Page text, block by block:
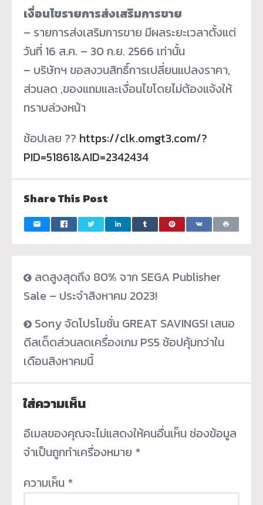
เงื่อนไขรายการส่งเสริมการขาย
– รายการส่งเสริมการขาย มีผลระยะเวลาตั้งแต่
วันที่ 16 ส.ค. – 30 ก.ย. 2566 เท่านั้น
– บริษัทฯ ขอสงวนสิทธิ์การเปลี่ยนแปลงราคา,
ส่วนลด ,ของแถมและเงื่อนไขโดยไม่ต้องแจ้งให้
ทราบล่วงหน้า
ช้อปเลย ?? https://clk.omgt3.com/?
PID=51861&AID=2342434
Share This Post
ลดสูงสุดถึง 80% จาก SEGA Publisher
Sale – ประจำสิงหาคม 2023!
Sony จัดโปรโมชั่น GREAT SAVINGS! เสนอ
ดีลเด็ดส่วนลดเครื่องเกม PS5 ช้อปคุ้มกว่าใน
เดือนสิงหาคมนี้
ใส่ความเห็น
อีเมลของคุณจะไม่แสดงให้คนอื่นเห็น ช่องข้อมูล
จำเป็นถูกทำเครื่องหมาย *
ความเห็น *